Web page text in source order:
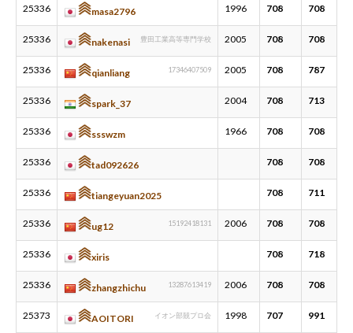
25336 masa2796 1996 708 708
25336 nakenasi 豊田工業高等専門学校 2005 708 708
25336 qianliang 17346407509 2005 708 787
25336 spark_37 2004 708 713
25336 ssswzm 1966 708 708
25336 tad092626 708 708
25336 tiangeyuan2025 708 711
25336 ug12 15192418131 2006 708 708
25336 xiris 708 718
25336 zhangzhichu 13287613419 2006 708 708
25373 AOITORI イオン部競プロ会 1998 707 991